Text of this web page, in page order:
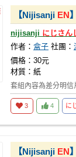
【Nijisanji EN
nijisanji にじさん
作者： 盒子 社團：
價格：30元
材質：紙
套組內容為差分明
3 4 に
【Nijisanji EN